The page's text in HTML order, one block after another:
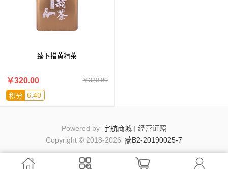
臻卜措黄精茶
￥320.00
￥320.00
积分 6.40
Powered by 宇航商城 | 经营证照
Copyright © 2018-2026 蒙B2-20190025-7
   